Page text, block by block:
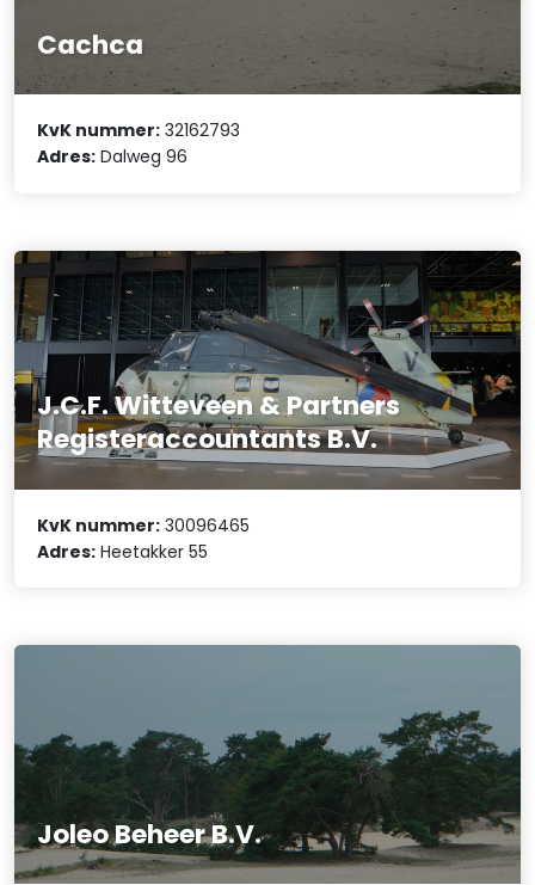
Cachca
KvK nummer: 32162793
Adres: Dalweg 96
J.C.F. Witteveen & Partners
Registeraccountants B.V.
KvK nummer: 30096465
Adres: Heetakker 55
Joleo Beheer B.V.